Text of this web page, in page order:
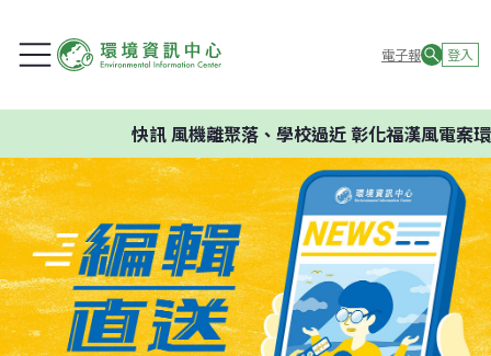
電子報 登入
快訊風機離聚落、學校過近 彰化福漢風電案環